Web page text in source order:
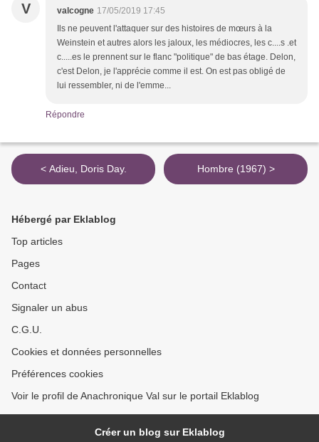
V valcogne 17/05/2019 17:45
Ils ne peuvent l'attaquer sur des histoires de mœurs à la
Weinstein et autres alors les jaloux, les médiocres, les c....s .et
c.....es le prennent sur le flanc "politique" de bas étage. Delon,
c'est Delon, je l'apprécie comme il est. On est pas obligé de
lui ressembler, ni de l'emme...
Répondre
< Adieu, Doris Day. Hombre (1967) >
Hébergé par Eklablog
Top articles
Pages
Contact
Signaler un abus
C.G.U.
Cookies et données personnelles
Préférences cookies
Voir le profil de Anachronique Val sur le portail Eklablog
Créer un blog sur Eklablog